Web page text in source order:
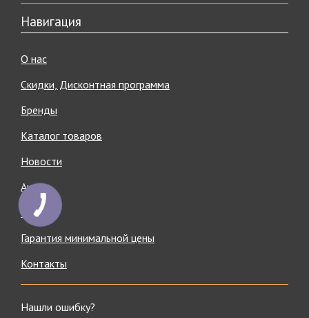
Навигация
О нас
Скидки, Дисконтная программа
Бренды
Каталог товаров
Новости
Акции
Статьи
Гарантия минимальной цены
Контакты
Нашли ошибку?